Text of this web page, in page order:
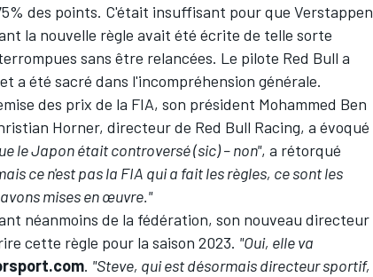
des points. C'était insuffisant pour que Verstappen
la nouvelle règle avait été écrite de telle sorte
sans être relancées. Le pilote Red Bull a
a été sacré dans l'incompréhension générale.
des prix de la FIA, son président Mohammed Ben
Horner, directeur de Red Bull Racing, a évoqué
le Japon était controversé (sic) – non", a rétorqué
ce n'est pas la FIA qui a fait les règles, ce sont les
mises en œuvre."
néanmoins de la fédération, son nouveau directeur
cette règle pour la saison 2023. "Oui, elle va
. "Steve, qui est désormais directeur sportif,